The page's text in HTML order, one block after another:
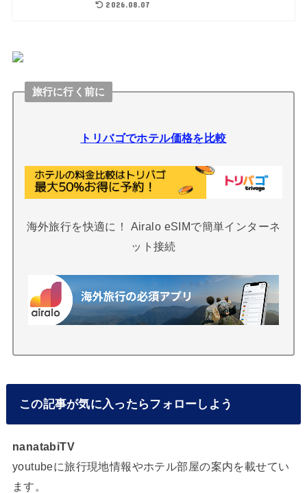
2026.08.07
旅行に行く前に
トリバゴでホテル価格を比較
海外旅行を快適に！ Airalo eSIMで簡単インターネ
ット接続
この記事が気に入ったらフォローしよう
nanatabiTV
youtubeに旅行現地情報やホテル部屋の案内を載せてい
ます。